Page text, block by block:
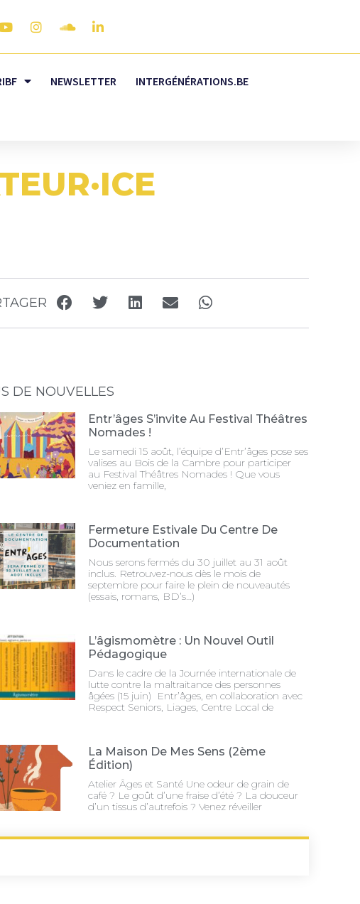
NEWSLETTER INTERGÉNÉRATIONS.BE
DE NOUVELLES
Entr’âges S’invite Au Festival Théâtres
Nomades !
Le samedi 15 août, l’équipe d’Entr’âges pose ses
valises au Bois de la Cambre pour participer
au Festival Théâtres Nomades ! Que vous
veniez en famille,
Fermeture Estivale Du Centre De
Documentation
Nous serons fermés du 30 juillet au 31 août
inclus. Retrouvez-nous dès le mois de
septembre pour faire le plein de nouveautés
(essais, romans, BD’s…)
L’âgismomètre : Un Nouvel Outil
Pédagogique
Dans le cadre de la Journée internationale de
lutte contre la maltraitance des personnes
âgées (15 juin) Entr’âges, en collaboration avec
Respect Seniors, Liages, Centre Local de
La Maison De Mes Sens (2ème
Édition)
Atelier Âges et Santé Une odeur de grain de
café ? Le goût d’une fraise d’été ? La douceur
d’un tissus d’autrefois ? Venez réveiller